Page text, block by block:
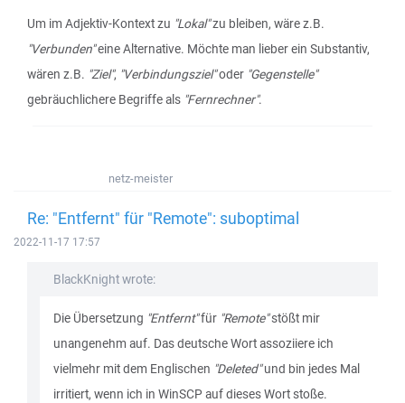
Um im Adjektiv-Kontext zu "Lokal"zu bleiben, wäre z.B.
"Verbunden"eine Alternative. Möchte man lieber ein Substantiv,
wären z.B. "Ziel", "Verbindungsziel"oder "Gegenstelle"
gebräuchlichere Begriffe als "Fernrechner".
netz-meister
Re: "Entfernt" für "Remote": suboptimal
2022-11-17 17:57
BlackKnight wrote:
Die Übersetzung "Entfernt"für "Remote"stößt mir
unangenehm auf. Das deutsche Wort assoziiere ich
vielmehr mit dem Englischen "Deleted"und bin jedes Mal
irritiert, wenn ich in WinSCP auf dieses Wort stoße.